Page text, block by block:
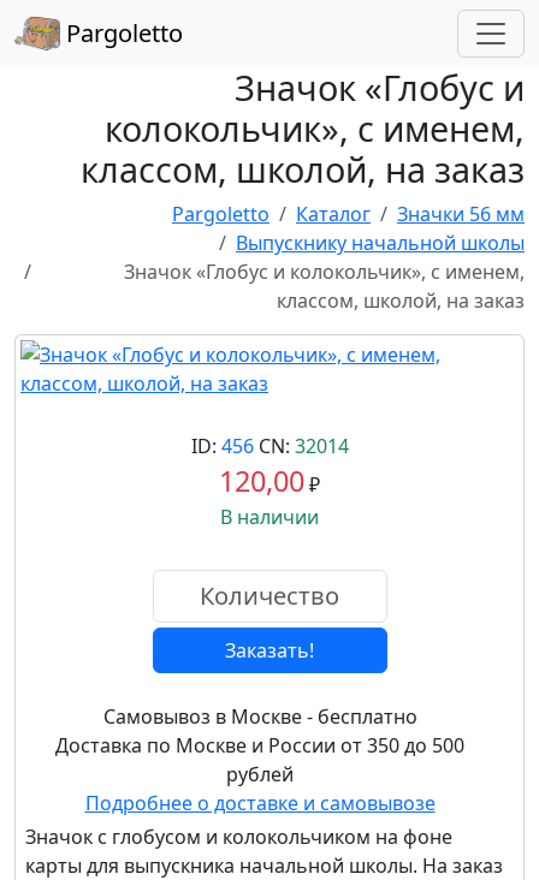
Pargoletto
Значок «Глобус и
колокольчик», с именем,
классом, школой, на заказ
Pargoletto Каталог
Значки 56 мм
Выпускнику начальной школы
Значок «Глобус и колокольчик», с именем,
классом, школой, на заказ
ID: 456CN: 32014
120,00₽
В наличии
Заказать!
Самовывоз в Москве - бесплатно
Доставка по Москве и России от 350 до 500
рублей
Подробнее о доставке и самовывозе
Значок с глобусом и колокольчиком на фоне
карты для выпускника начальной школы. На заказ